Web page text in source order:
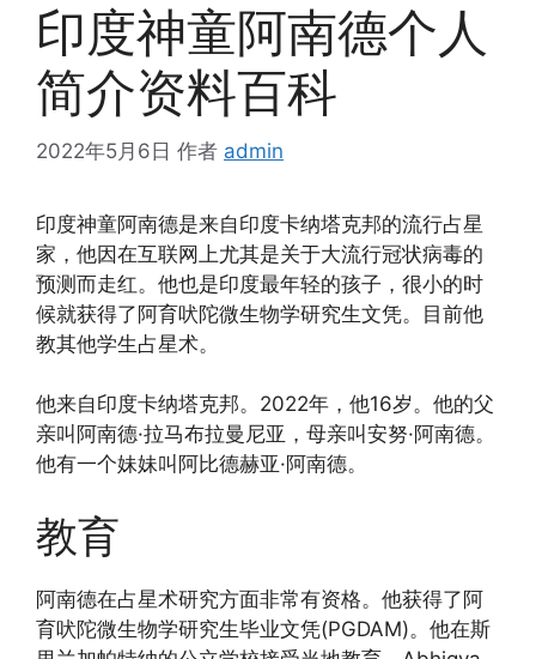
印度神童阿南德个人
简介资料百科
2022年5月6日 作者 admin
印度神童阿南德是来自印度卡纳塔克邦的流行占星
家，他因在互联网上尤其是关于大流行冠状病毒的
预测而走红。他也是印度最年轻的孩子，很小的时
候就获得了阿育吠陀微生物学研究生文凭。目前他
教其他学生占星术。
他来自印度卡纳塔克邦。2022年，他16岁。他的父
亲叫阿南德·拉马布拉曼尼亚，母亲叫安努·阿南德。
他有一个妹妹叫阿比德赫亚·阿南德。
教育
阿南德在占星术研究方面非常有资格。他获得了阿
育吠陀微生物学研究生毕业文凭(PGDAM)。他在斯